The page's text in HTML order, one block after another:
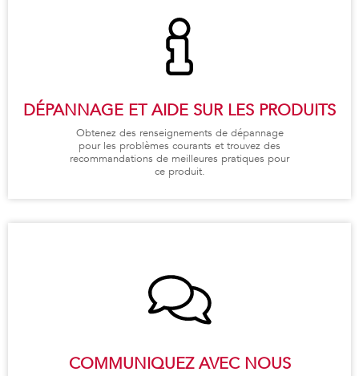
DÉPANNAGE ET AIDE SUR LES PRODUITS
Obtenez des renseignements de dépannage
pour les problèmes courants et trouvez des
recommandations de meilleures pratiques pour
ce produit.
COMMUNIQUEZ AVEC NOUS